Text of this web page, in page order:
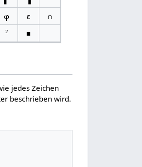
φ ε
∩
² ■
jedes Zeichen
beschrieben wird.